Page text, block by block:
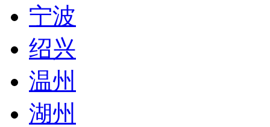
宁波
绍兴
温州
湖州